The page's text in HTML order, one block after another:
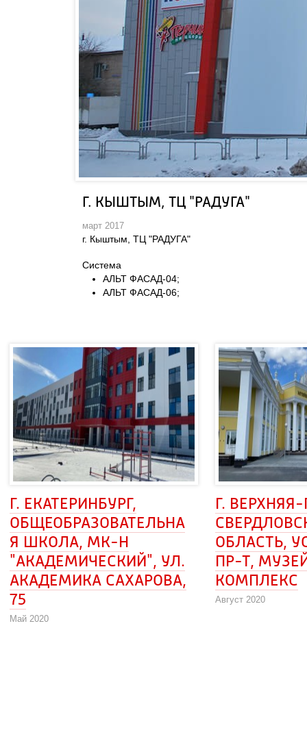
Г. КЫШТЫМ, ТЦ "РАДУГА"
март 2017
г. Кыштым, ТЦ "РАДУГА"
Система
АЛЬТ ФАСАД-04;
АЛЬТ ФАСАД-06;
Г. ЕКАТЕРИНБУРГ,
ОБЩЕОБРАЗОВАТЕЛЬНА
Я ШКОЛА, МК-Н
"АКАДЕМИЧЕСКИЙ", УЛ.
АКАДЕМИКА САХАРОВА,
75
Май 2020
Г.
ОБЛАСТЬ,
ПР-Т,
КОМПЛЕКС
Август 2020